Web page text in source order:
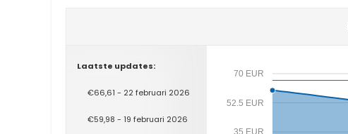
Laatste updates:
€66,61 - 22 februari 2026
€59,98 - 19 februari 2026
35 EUR
52.5 EUR
70 EUR